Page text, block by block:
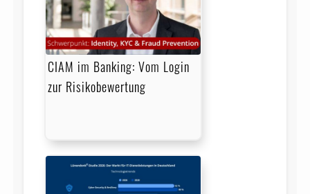
CIAM im Banking: Vom Login
zur Risikobewertung